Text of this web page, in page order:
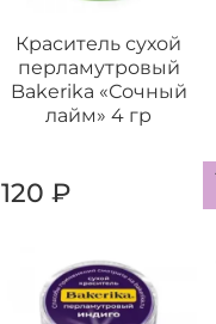
Краситель сухой
перламутровый
Bakerika «Сочный
лайм» 4 гр
120 ₽